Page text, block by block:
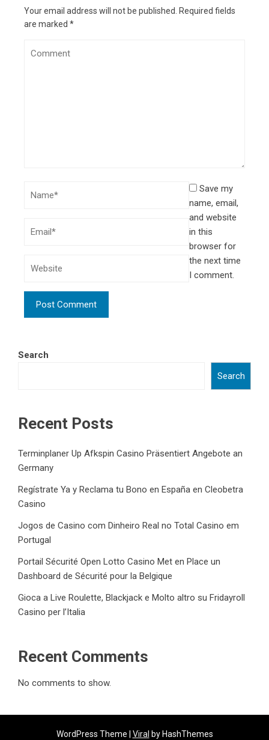
Your email address will not be published. Required fields
are marked *
Save my
name, email,
and website
in this
browser for
the next time
I comment.
Search
Search
Recent Posts
Terminplaner Up Afkspin Casino Präsentiert Angebote an
Germany
Regístrate Ya y Reclama tu Bono en España en Cleobetra
Casino
Jogos de Casino com Dinheiro Real no Total Casino em
Portugal
Portail Sécurité Open Lotto Casino Met en Place un
Dashboard de Sécurité pour la Belgique
Gioca a Live Roulette, Blackjack e Molto altro su Fridayroll
Casino per l’Italia
Recent Comments
No comments to show.
WordPress Theme | Viral by HashThemes